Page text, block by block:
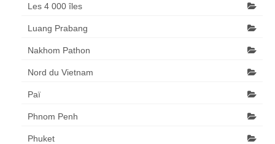
Les 4 000 îles
Luang Prabang
Nakhom Pathon
Nord du Vietnam
Paï
Phnom Penh
Phuket